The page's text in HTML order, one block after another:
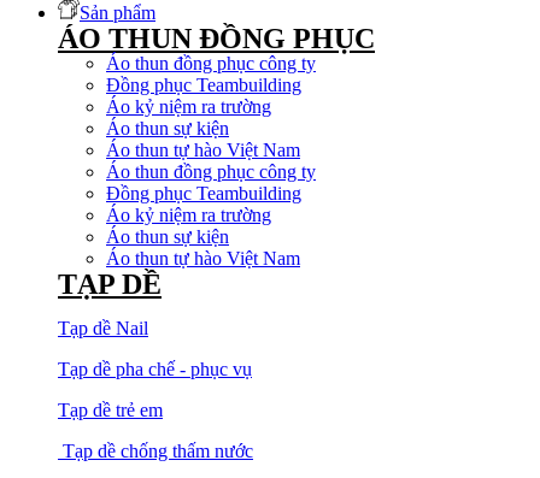
Sản phẩm
ÁO THUN ĐỒNG PHỤC
Áo thun đồng phục công ty
Đồng phục Teambuilding
Áo kỷ niệm ra trường
Áo thun sự kiện
Áo thun tự hào Việt Nam
Áo thun đồng phục công ty
Đồng phục Teambuilding
Áo kỷ niệm ra trường
Áo thun sự kiện
Áo thun tự hào Việt Nam
TẠP DỀ
Tạp dề Nail
Tạp dề pha chế - phục vụ
Tạp dề trẻ em
Tạp dề chống thấm nước